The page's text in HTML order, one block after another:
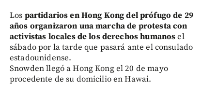
Los partidarios en Hong Kong del prófugo de 29
años organizaron una marcha de protesta con
activistas locales de los derechos humanosel
sábado por la tarde que pasará ante el consulado
estadounidense.
Snowden llegó a Hong Kong el 20 de mayo
procedente de su domicilio en Hawai.